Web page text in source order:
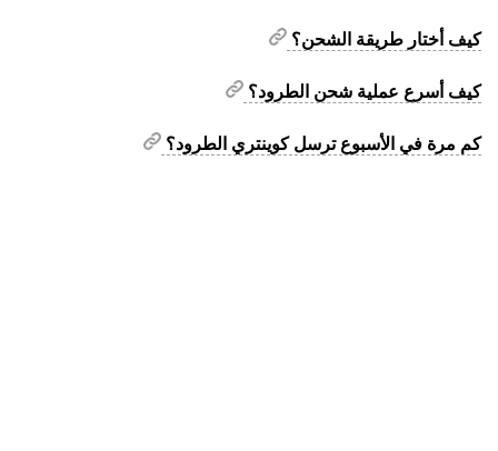
كيف أختار طريقة الشحن؟
كيف أسرع عملية شحن الطرود؟
كم مرة في الأسبوع ترسل كوينتري الطرود؟